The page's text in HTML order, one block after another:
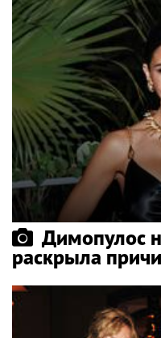
Димопулос
раскрыла